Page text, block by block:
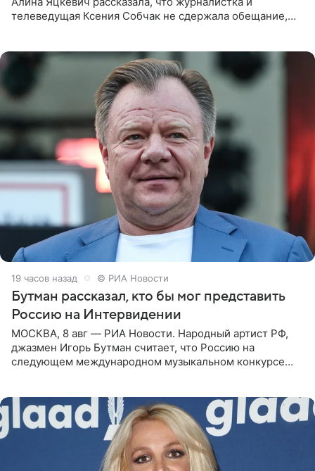
телеведущая Ксения Собчак не сдержала обещание,
19 часов назад © РИА Новости
Бутман рассказал, кто бы мог представить
Россию на Интервидении
МОСКВА, 8 авг — РИА Новости. Народный артист РФ,
джазмен Игорь Бутман считает, что Россию на
следующем международном музыкальном конкурсе